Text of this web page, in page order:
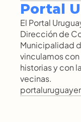
Portal
El Portal
Dirección de
Municipalidad
vinculamos
historias y con
vecinas.